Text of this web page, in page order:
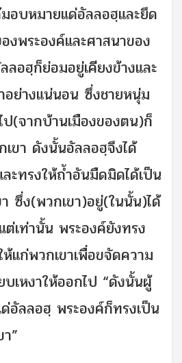
อบหมายแด่อัลลอฮฺและยึด
ระองค์และศาสนาของ
ลอฮฺก็ย่อมอยู่เคียงข้างและ
อย่างแน่นอน ซึ่งชายหนุ่ม
ป(จากบ้านเมืองของตน)ก็
เขา ดังนั้นอัลลอฮฺจึงได้
ะทรงให้ถ้ำอันมืดมิดได้เป็น
ซึ่ง(พวกเขา)อยู่(ในนั้น)ได้
เท่านั้น พระองค์ยังทรง
แก่พวกเขาเพื่อขจัดความ
เหงาให้ออกไป “ดังนั้นผู้
อัลลอฮฺ พระองค์ก็ทรงเป็น
”